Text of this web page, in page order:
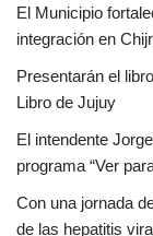
El Municipio
integración en
Presentarán el
Libro de Jujuy
El intendente
programa “Ver
Con una jornada
de las hepatitis